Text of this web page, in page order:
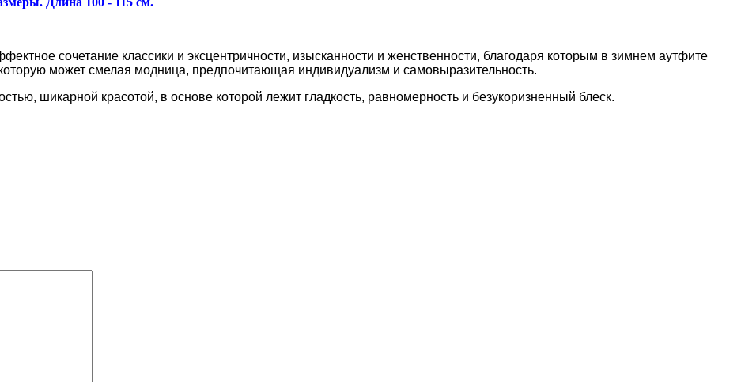
сочетание классики и эксцентричности, изысканности и женственности, благодаря которым в зимнем аутфите
которую может смелая модница, предпочитающая индивидуализм и самовыразительность.
шикарной красотой, в основе которой лежит гладкость, равномерность и безукоризненный блеск.